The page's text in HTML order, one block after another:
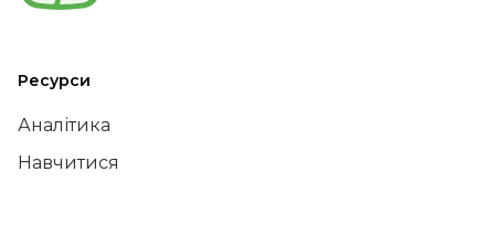
Ресурси
Аналітика
Навчитися